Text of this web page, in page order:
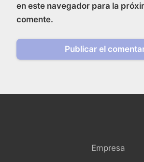
en este navegador para la
comente.
Empresa